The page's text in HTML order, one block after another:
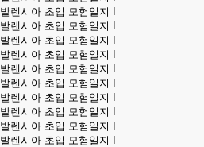
렌시아 초입 모험일지 I
렌시아 초입 모험일지 I
렌시아 초입 모험일지 I
렌시아 초입 모험일지 I
렌시아 초입 모험일지 I
렌시아 초입 모험일지 I
렌시아 초입 모험일지 I
렌시아 초입 모험일지 I
렌시아 초입 모험일지 I
렌시아 초입 모험일지 I